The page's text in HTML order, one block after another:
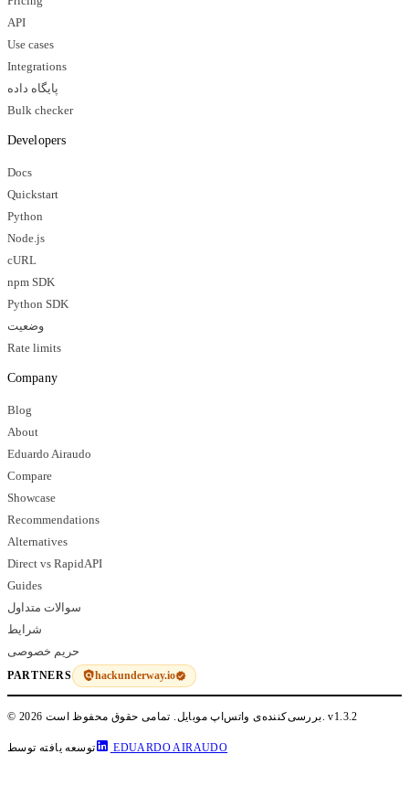
API
Use cases
Integrations
پایگاه داده
Bulk checker
Developers
Docs
Quickstart
Python
Node.js
cURL
npm SDK
Python SDK
وضعیت
Rate limits
Company
Blog
About
Eduardo Airaudo
Compare
Showcase
Recommendations
Alternatives
Direct vs RapidAPI
Guides
سوالات متداول
شرایط
حریم خصوصی
PARTNERS hackunderway.io
© 2026 بررسی‌کننده‌ی واتس‌اپ موبایل. تمامی حقوق محفوظ است.v1.3.2
توسعه یافته توسط EDUARDO AIRAUDO